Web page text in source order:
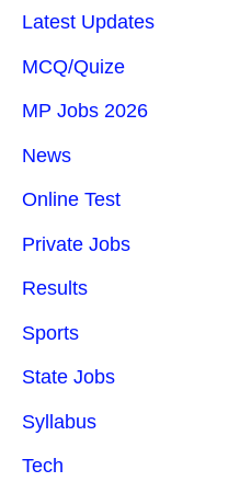
Latest Updates
MCQ/Quize
MP Jobs 2026
News
Online Test
Private Jobs
Results
Sports
State Jobs
Syllabus
Tech